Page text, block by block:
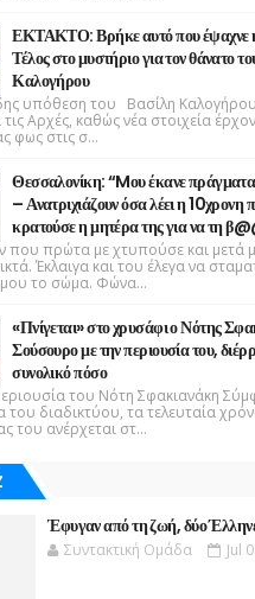
ΕΚΤΑΚΤΟ: Βρήκε αυτό που
Τέλος στο μυστήριο για τον θάνατο
Καλογήρου
υπόθεση του Βασίλη
Αρχές, καθώς νέα στοιχεία
φως στις σ...
Θεσσαλονίκη: “Mου έκανε
– Ανατριχιάζουν όσα λέει η 10χρονη
κρατούσε η μητέρα της για να τη
που πρώτα με χτυπούσε και μετά
Έκλαιγα και του έλεγα να
το σώμα. Φώνα...
«Πνίγεται» στο χρυσάφι ο Νότης
Σούσουρο με την περιουσία του,
συνολικό πόσο
του Νότη Σφακιανάκη
του διαδικτύου, τα τελευταία
του ανέρχεται στ...
Έφυγαν από τη ζωή, δύο
Συντακτική Ομάδα Jul